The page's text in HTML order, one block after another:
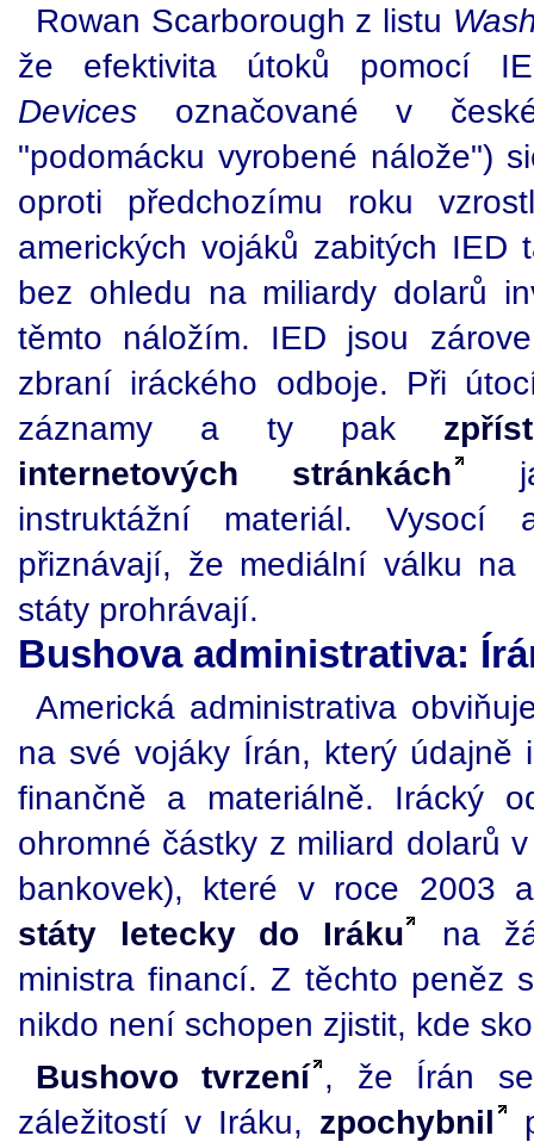
Rowan Scarborough z listu
že efektivita útoků pomocí
Devices označované v
"podomácku vyrobené nálože")
oproti předchozímu roku
amerických vojáků zabitých IED
bez ohledu na miliardy dolarů
těmto náložím. IED jsou
zbraní iráckého odboje. Při
záznamy a ty pak
internetových stránkách
instruktážní materiál. Vysocí
přiznávají, že mediální válku na
státy prohrávají.
Bushova administrativa:
Americká administrativa
na své vojáky Írán, který údajně
finančně a materiálně. Irácký
ohromné částky z miliard dolarů
bankovek), které v roce 2003
státy letecky do Iráku
na
ministra financí. Z těchto peněz
nikdo není schopen zjistit, kde
Bushovo tvrzení , že Írán se
záležitostí v Iráku, zpochybnil